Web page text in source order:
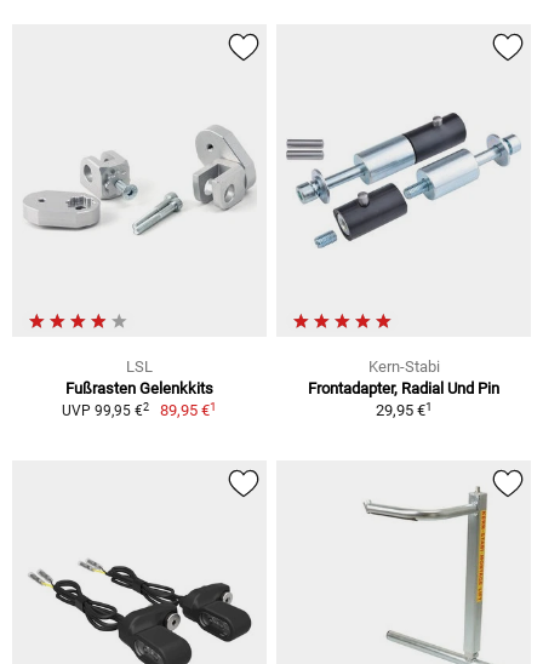
LSL
Fußrasten Gelenkkits
UVP 99,95 €2 89,95 €1
Kern-Stabi
Frontadapter, Radial Und Pin
29,95 €1